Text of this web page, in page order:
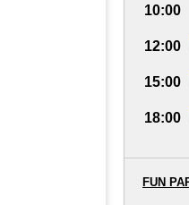
10:00
12:00
15:00
18:00
FUN